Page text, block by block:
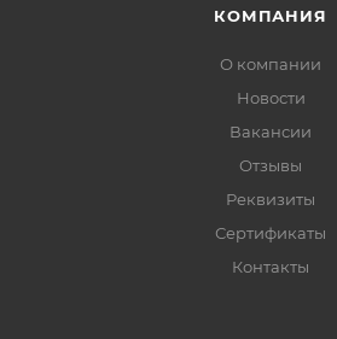
КОМПАНИЯ
О компании
Новости
Вакансии
Отзывы
Реквизиты
Сертификаты
Контакты